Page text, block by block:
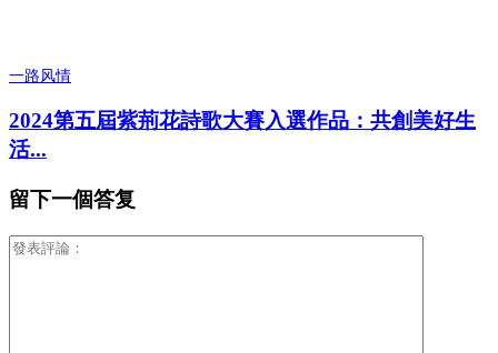
一路风情
2024第五屆紫荊花詩歌大賽入選作品：共創美好生
活...
留下一個答复